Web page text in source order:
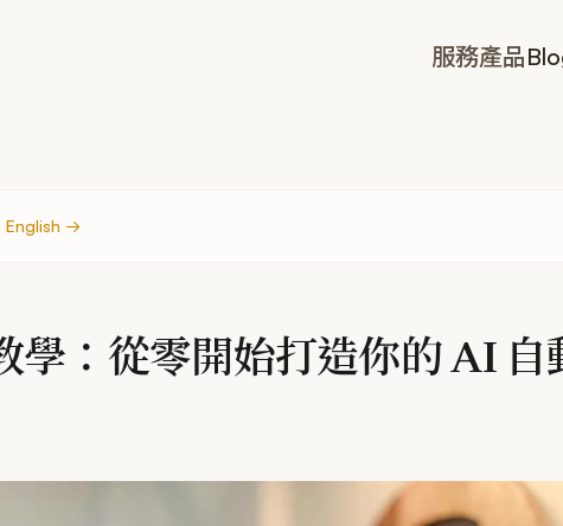
服務產品
English →
學：從零開始打造你的 AI 自